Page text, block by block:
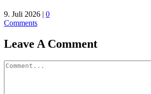
9. Juli 2026
0
Comments
Leave A Comment
Comment